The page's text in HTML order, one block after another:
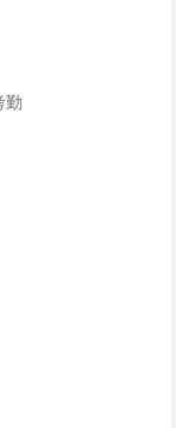
勤